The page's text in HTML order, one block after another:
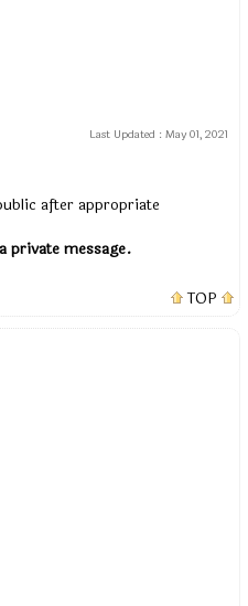
Last Updated : May 01, 2021
after appropriate
private message.
TOP